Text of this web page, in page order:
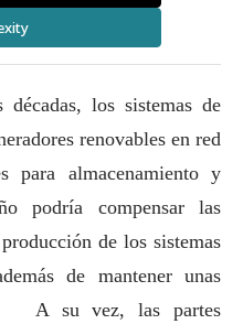
los sistemas de
renovables en red
para almacenamiento y
podría compensar las
de los sistemas
de mantener unas
A su vez, las partes